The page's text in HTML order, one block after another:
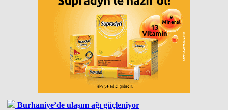
Burhaniye’de ulaşım ağı güçleniyor